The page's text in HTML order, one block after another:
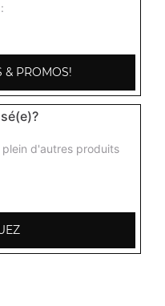
& PROMOS!
d'autres produits